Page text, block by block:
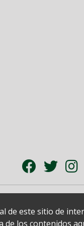
de este sitio de
los contenidos